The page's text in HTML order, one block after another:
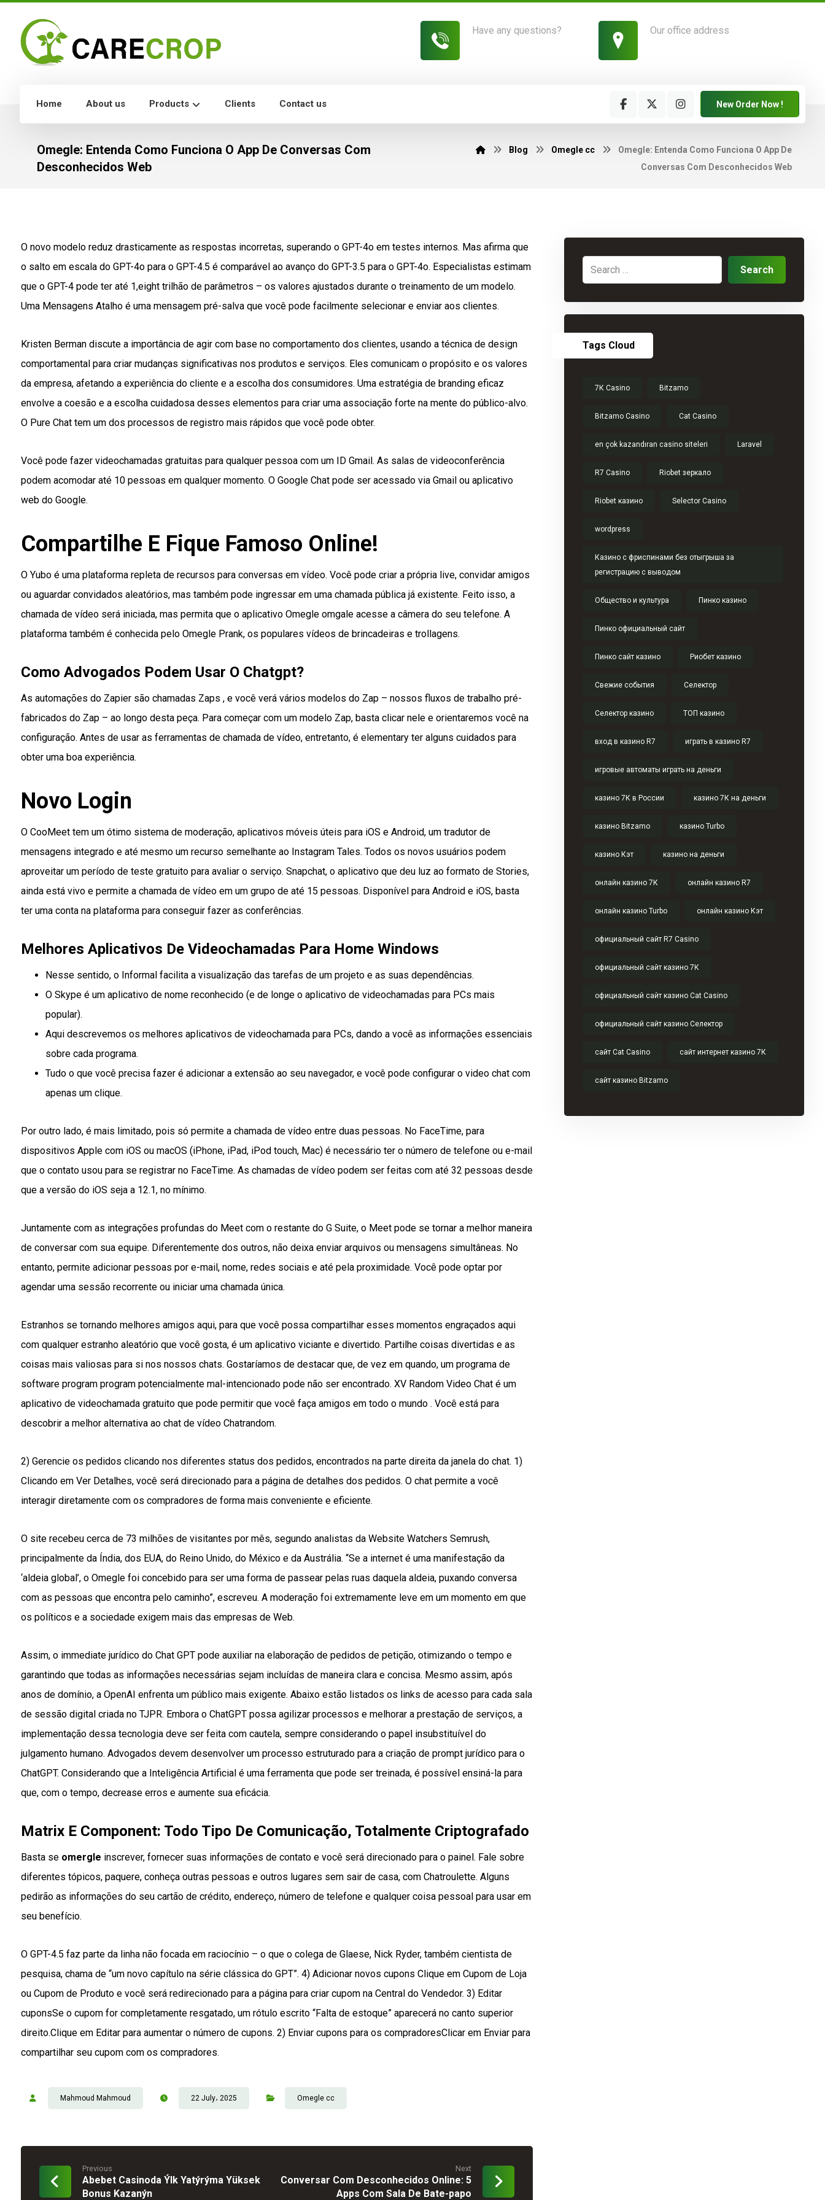
Our office address
Have any questions?
Home About us Products Clients Contact us New Order Now !
Omegle: Entenda Como Funciona O App De Conversas Com
Desconhecidos Web
Blog Omegle cc
Omegle: Entenda Como Funciona O App De
Conversas Com Desconhecidos Web
O novo modelo reduz drasticamente as respostas incorretas, superando o GPT-4o em testes internos. Mas afirma que
o salto em escala do GPT-4o para o GPT-4.5 é comparável ao avanço do GPT-3.5 para o GPT-4o. Especialistas estimam
que o GPT-4 pode ter até 1,eight trilhão de parâmetros – os valores ajustados durante o treinamento de um modelo.
Uma Mensagens Atalho é uma mensagem pré-salva que você pode facilmente selecionar e enviar aos clientes.
Kristen Berman discute a importância de agir com base no comportamento dos clientes, usando a técnica de design
comportamental para criar mudanças significativas nos produtos e serviços. Eles comunicam o propósito e os valores
da empresa, afetando a experiência do cliente e a escolha dos consumidores. Uma estratégia de branding eficaz
envolve a coesão e a escolha cuidadosa desses elementos para criar uma associação forte na mente do público-alvo.
O Pure Chat tem um dos processos de registro mais rápidos que você pode obter.
Você pode fazer videochamadas gratuitas para qualquer pessoa com um ID Gmail. As salas de videoconferência
podem acomodar até 10 pessoas em qualquer momento. O Google Chat pode ser acessado via Gmail ou aplicativo
web do Google.
Compartilhe E Fique Famoso Online!
O Yubo é uma plataforma repleta de recursos para conversas em vídeo. Você pode criar a própria live, convidar amigos
ou aguardar convidados aleatórios, mas também pode ingressar em uma chamada pública já existente. Feito isso, a
chamada de vídeo será iniciada, mas permita que o aplicativo Omegle omgale acesse a câmera do seu telefone. A
plataforma também é conhecida pelo Omegle Prank, os populares vídeos de brincadeiras e trollagens.
Como Advogados Podem Usar O Chatgpt?
As automações do Zapier são chamadas Zaps , e você verá vários modelos do Zap – nossos fluxos de trabalho pré-
fabricados do Zap – ao longo desta peça. Para começar com um modelo Zap, basta clicar nele e orientaremos você na
configuração. Antes de usar as ferramentas de chamada de vídeo, entretanto, é elementary ter alguns cuidados para
obter uma boa experiência.
Novo Login
O CooMeet tem um ótimo sistema de moderação, aplicativos móveis úteis para iOS e Android, um tradutor de
mensagens integrado e até mesmo um recurso semelhante ao Instagram Tales. Todos os novos usuários podem
aproveitar um período de teste gratuito para avaliar o serviço. Snapchat, o aplicativo que deu luz ao formato de Stories,
ainda está vivo e permite a chamada de vídeo em um grupo de até 15 pessoas. Disponível para Android e iOS, basta
ter uma conta na plataforma para conseguir fazer as conferências.
Melhores Aplicativos De Videochamadas Para Home Windows
Nesse sentido, o Informal facilita a visualização das tarefas de um projeto e as suas dependências.
O Skype é um aplicativo de nome reconhecido (e de longe o aplicativo de videochamadas para PCs mais
popular).
Aqui descrevemos os melhores aplicativos de videochamada para PCs, dando a você as informações essenciais
sobre cada programa.
Tudo o que você precisa fazer é adicionar a extensão ao seu navegador, e você pode configurar o video chat com
apenas um clique.
Por outro lado, é mais limitado, pois só permite a chamada de vídeo entre duas pessoas. No FaceTime, para
dispositivos Apple com iOS ou macOS (iPhone, iPad, iPod touch, Mac) é necessário ter o número de telefone ou e-mail
que o contato usou para se registrar no FaceTime. As chamadas de vídeo podem ser feitas com até 32 pessoas desde
que a versão do iOS seja a 12.1, no mínimo.
Juntamente com as integrações profundas do Meet com o restante do G Suite, o Meet pode se tornar a melhor maneira
de conversar com sua equipe. Diferentemente dos outros, não deixa enviar arquivos ou mensagens simultâneas. No
entanto, permite adicionar pessoas por e-mail, nome, redes sociais e até pela proximidade. Você pode optar por
agendar uma sessão recorrente ou iniciar uma chamada única.
Estranhos se tornando melhores amigos aqui, para que você possa compartilhar esses momentos engraçados aqui
com qualquer estranho aleatório que você gosta, é um aplicativo viciante e divertido. Partilhe coisas divertidas e as
coisas mais valiosas para si nos nossos chats. Gostaríamos de destacar que, de vez em quando, um programa de
software program program potencialmente mal-intencionado pode não ser encontrado. XV Random Video Chat é um
aplicativo de videochamada gratuito que pode permitir que você faça amigos em todo o mundo . Você está para
descobrir a melhor alternativa ao chat de vídeo Chatrandom.
2) Gerencie os pedidos clicando nos diferentes status dos pedidos, encontrados na parte direita da janela do chat. 1)
Clicando em Ver Detalhes, você será direcionado para a página de detalhes dos pedidos. O chat permite a você
interagir diretamente com os compradores de forma mais conveniente e eficiente.
O site recebeu cerca de 73 milhões de visitantes por mês, segundo analistas da Website Watchers Semrush,
principalmente da Índia, dos EUA, do Reino Unido, do México e da Austrália. “Se a internet é uma manifestação da
‘aldeia global’, o Omegle foi concebido para ser uma forma de passear pelas ruas daquela aldeia, puxando conversa
com as pessoas que encontra pelo caminho”, escreveu. A moderação foi extremamente leve em um momento em que
os políticos e a sociedade exigem mais das empresas de Web.
Assim, o immediate jurídico do Chat GPT pode auxiliar na elaboração de pedidos de petição, otimizando o tempo e
garantindo que todas as informações necessárias sejam incluídas de maneira clara e concisa. Mesmo assim, após
anos de domínio, a OpenAI enfrenta um público mais exigente. Abaixo estão listados os links de acesso para cada sala
de sessão digital criada no TJPR. Embora o ChatGPT possa agilizar processos e melhorar a prestação de serviços, a
implementação dessa tecnologia deve ser feita com cautela, sempre considerando o papel insubstituível do
julgamento humano. Advogados devem desenvolver um processo estruturado para a criação de prompt jurídico para o
ChatGPT. Considerando que a Inteligência Artificial é uma ferramenta que pode ser treinada, é possível ensiná-la para
que, com o tempo, decrease erros e aumente sua eficácia.
Matrix E Component: Todo Tipo De Comunicação, Totalmente Criptografado
Basta se omergle inscrever, fornecer suas informações de contato e você será direcionado para o painel. Fale sobre
diferentes tópicos, paquere, conheça outras pessoas e outros lugares sem sair de casa, com Chatroulette. Alguns
pedirão as informações do seu cartão de crédito, endereço, número de telefone e qualquer coisa pessoal para usar em
seu benefício.
O GPT-4.5 faz parte da linha não focada em raciocínio – o que o colega de Glaese, Nick Ryder, também cientista de
pesquisa, chama de “um novo capítulo na série clássica do GPT”. 4) Adicionar novos cupons Clique em Cupom de Loja
ou Cupom de Produto e você será redirecionado para a página para criar cupom na Central do Vendedor. 3) Editar
cuponsSe o cupom for completamente resgatado, um rótulo escrito “Falta de estoque” aparecerá no canto superior
direito.Clique em Editar para aumentar o número de cupons. 2) Enviar cupons para os compradoresClicar em Enviar para
compartilhar seu cupom com os compradores.
Mahmoud Mahmoud 22 July، 2025 Omegle cc
Previous
Abebet Casinoda Ýlk Yatýrýma Yüksek
Bonus Kazanýn
Next
Conversar Com Desconhecidos Online: 5
Apps Com Sala De Bate-papo
Tags Cloud
7К Casino Bitzamo
Bitzamo Casino Cat Casino
en çok kazandıran casino siteleri Laravel
R7 Casino Riobet зеркало
Riobet казино Selector Casino
wordpress
Казино с фриспинами без отыгрыша за
регистрацию с выводом
Общество и культура Пинко казино
Пинко официальный сайт
Пинко сайт казино Риобет казино
Свежие события Селектор
Селектор казино ТОП казино
вход в казино R7 играть в казино R7
игровые автоматы играть на деньги
казино 7К в России казино 7К на деньги
казино Bitzamo казино Turbo
казино Кэт казино на деньги
онлайн казино 7К онлайн казино R7
онлайн казино Turbo онлайн казино Кэт
официальный сайт R7 Casino
официальный сайт казино 7К
официальный сайт казино Cat Casino
официальный сайт казино Селектор
сайт Cat Casino сайт интернет казино 7К
сайт казино Bitzamo